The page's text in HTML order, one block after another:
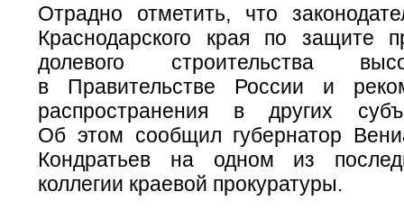
Отрадно отметить, что
Краснодарского края по защите
долевого строительства
в Правительстве России и
распространения в других
Об этом сообщил губернатор
Кондратьев на одном из
коллегии краевой прокуратуры.